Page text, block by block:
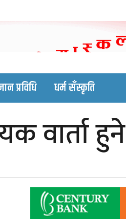
site
प्रविधि धर्म सँस्कृति
वार्ता हुने